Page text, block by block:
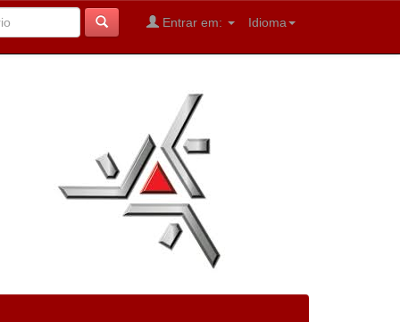
Idioma
Entrar em: